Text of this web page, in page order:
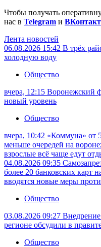
Чтобы получать
нас в Telegram и
Лента новостей
06.08.2026 15:42 В трёх
холодную воду
Общество
вчера, 12:15 Воронежский
новый уровень
Общество
вчера, 10:42 «Коммуна» от
меньше очередей на
взрослые всё чаще едут
04.08.2026 09:35
более 20 банковских карт
вводятся новые меры
Общество
03.08.2026 09:27 Внедрение
регионе обсудили в
Общество